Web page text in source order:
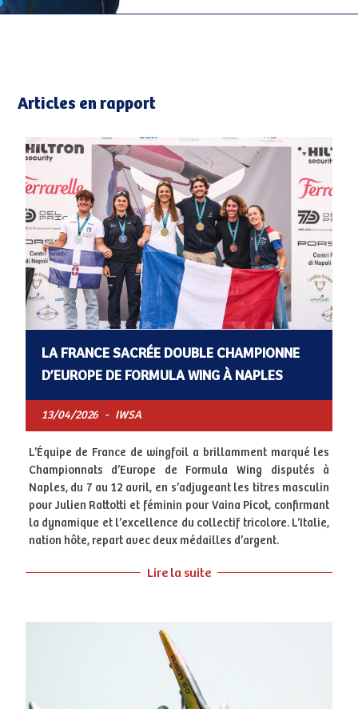
Articles en rapport
LA FRANCE SACRÉE DOUBLE CHAMPIONNE
D’EUROPE DE FORMULA WING À NAPLES
13/04/2026 - IWSA
L’Équipe de France de wingfoil a brillamment marqué les
Championnats d’Europe de Formula Wing disputés à
Naples, du 7 au 12 avril, en s’adjugeant les titres masculin
pour Julien Rattotti et féminin pour Vaina Picot, confirmant
la dynamique et l’excellence du collectif tricolore. L’Italie,
nation hôte, repart avec deux médailles d’argent.
Lire la suite